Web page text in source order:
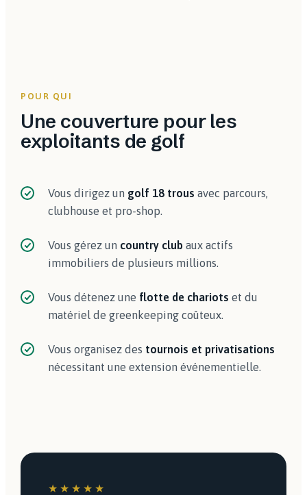
POUR QUI
Une couverture pour les
exploitants de golf
Vous dirigez un golf 18 trous avec parcours,
clubhouse et pro-shop.
Vous gérez un country club aux actifs
immobiliers de plusieurs millions.
Vous détenez une flotte de chariots et du
matériel de greenkeeping coûteux.
Vous organisez des tournois et privatisations
nécessitant une extension événementielle.
★★★★★